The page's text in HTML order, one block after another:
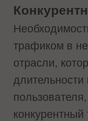
трафиком в
отрасли,
конкурентный